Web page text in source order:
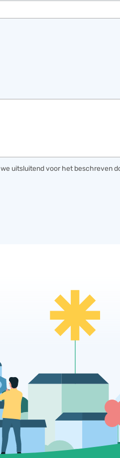
uitsluitend voor het beschreven